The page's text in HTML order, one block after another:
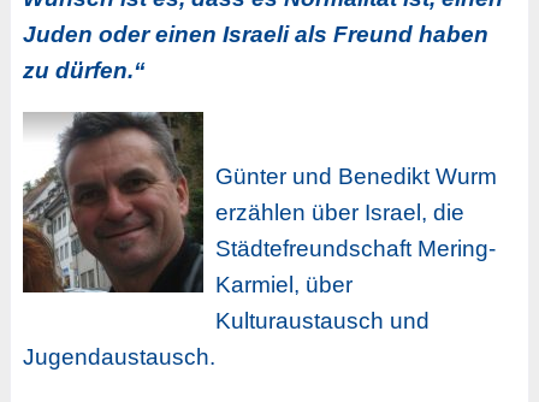
Juden oder einen Israeli als Freund haben
zu dürfen.“
Günter und Benedikt Wurm
erzählen über Israel, die
Städtefreundschaft Mering-
Karmiel, über
Kulturaustausch und
Jugendaustausch.